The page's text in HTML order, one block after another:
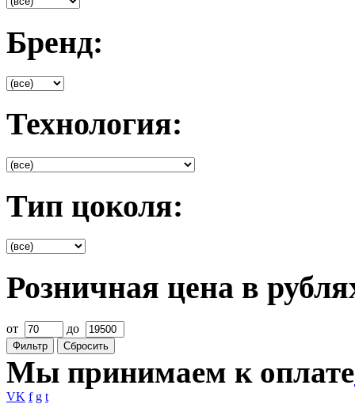
Бренд:
Технология:
Тип цоколя:
Розничная цена в
от до
Фильтр Сбросить
Мы принимаем к оплате
VK f g t